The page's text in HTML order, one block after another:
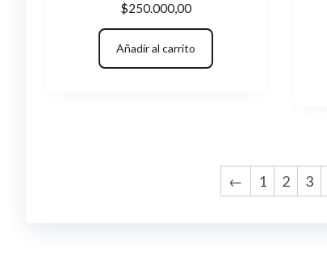
$250.000,00
Añadir al carrito
← 1 2 3